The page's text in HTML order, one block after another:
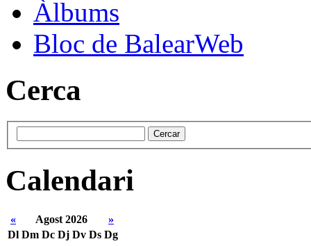
Àlbums
Bloc de BalearWeb
Cerca
Calendari
« Agost 2026
»
Dl Dm Dc Dj Dv Ds Dg